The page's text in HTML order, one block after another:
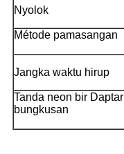
Nyolok
Métode pamasangan
Jangka waktu hirup
Tanda neon bir Daptar
bungkusan